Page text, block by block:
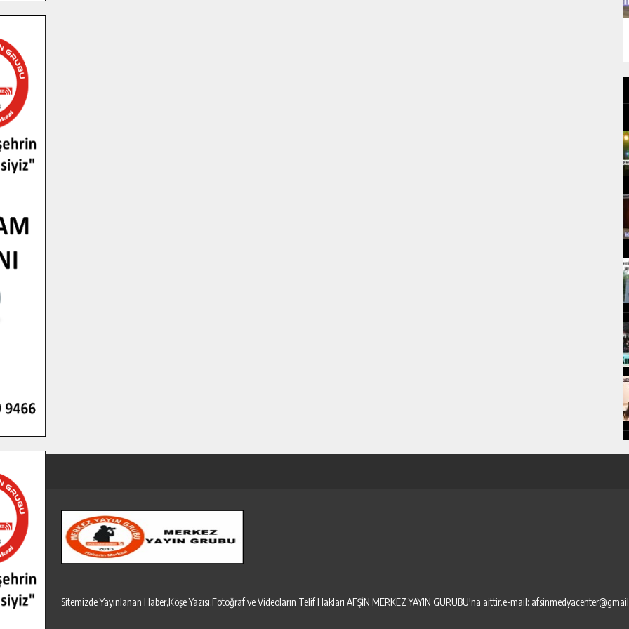
Sitemizde Yayınlanan Haber,Köşe Yazısı,Fotoğraf ve Videoların Telif Hakları AFŞİN MERKEZ YAYIN GURUBU'na aittir.e-mail: